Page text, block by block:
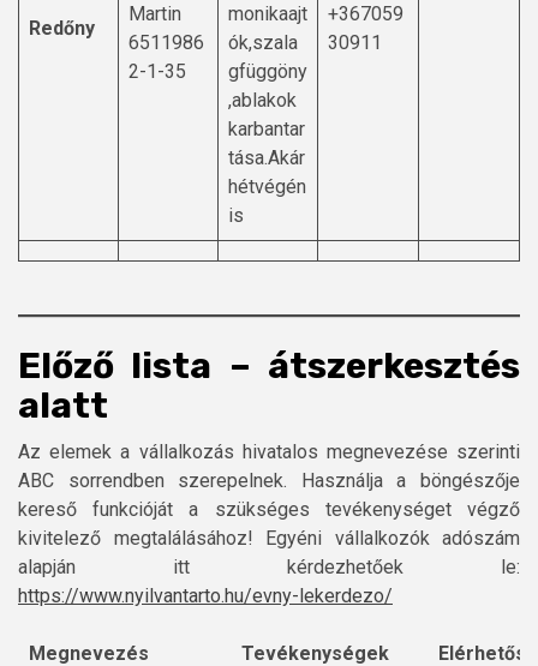
Redőny
Martin
6511986
2-1-35
monikaajt
ók,szala
gfüggöny
,ablakok
karbantar
tása.Akár
hétvégén
is
+367059
30911
Előző lista – átszerkesztés
alatt
Az elemek a vállalkozás hivatalos megnevezése szerinti
ABC sorrendben szerepelnek. Használja a böngészője
kereső funkcióját a szükséges tevékenységet végző
kivitelező megtalálásához! Egyéni vállalkozók adószám
alapján itt kérdezhetőek le:
https://www.nyilvantarto.hu/evny-lekerdezo/
Megnevezés Tevékenységek